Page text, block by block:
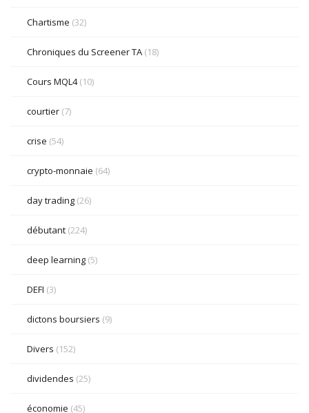
Chartisme (32)
Chroniques du Screener TA (18)
Cours MQL4(10)
courtier (7)
crise (54)
crypto-monnaie (64)
day trading (26)
débutant (224)
deep learning (5)
DEFI (3)
dictons boursiers (9)
Divers (152)
dividendes (25)
économie (45)